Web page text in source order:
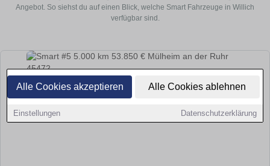
Alle Cookies akzeptieren Alle Cookies ablehnen
Einstellungen Datenschutzerklärung
Angebot. So siehst du auf einen Blick, welche Smart Fahrzeuge in Willich
verfügbar sind.